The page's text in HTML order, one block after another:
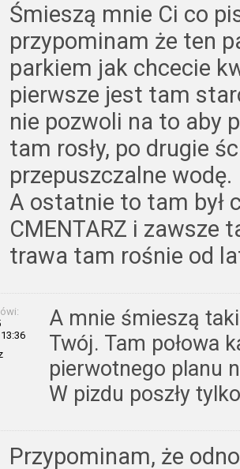
Śmieszą mnie Ci co
przypominam że ten
parkiem jak chcecie
pierwsze jest tam
nie pozwoli na to aby
tam rosły, po drugie
przepuszczalne wodę.
A ostatnie to tam był
CMENTARZ i zawsze
trawa tam rośnie od
A mnie śmieszą
Twój. Tam połowa
pierwotnego planu
W pizdu poszły
Przypominam, że